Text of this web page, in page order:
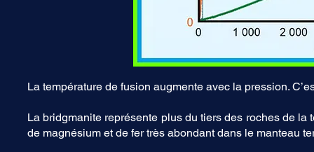
La température de fusion augmente avec la pression.
La bridgmanite représente plus du tiers des roches de
de magnésium et de fer très abondant dans le manteau